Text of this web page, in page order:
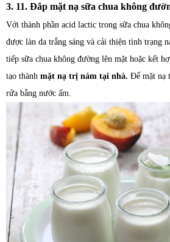
3. 11. Đắp mặt nạ sữa chua không
Với thành phần acid lactic trong sữa chua
được làn da trắng sáng và cải thiện tình trạng
tiếp sữa chua không đường lên mặt hoặc kết
tạo thành mặt nạ trị nám tại nhà. Để mặt nạ
rửa bằng nước ấm.